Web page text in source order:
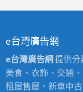
e台灣廣告網
e台灣廣告網提供分
美食、衣飾、交通
租屋售屋、新車中